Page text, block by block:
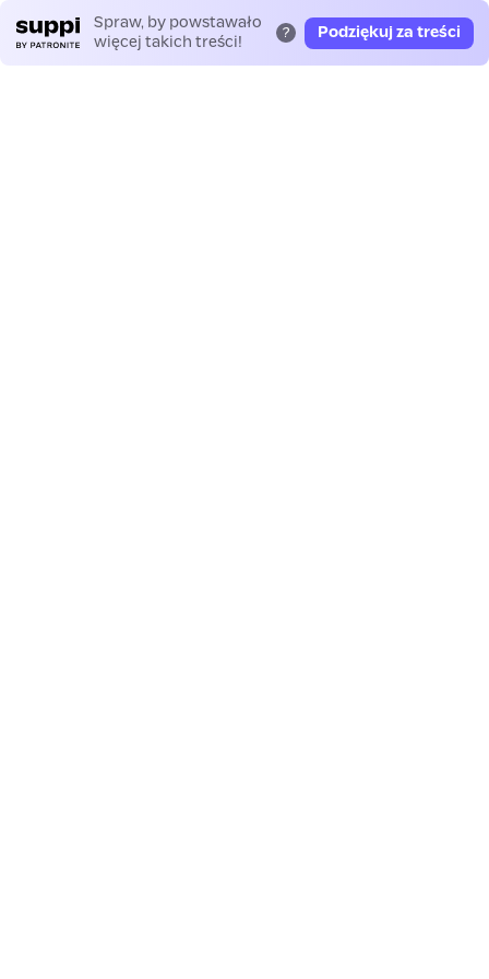
Spraw, by powstawało
więcej takich treści!
? Podziękuj za treści